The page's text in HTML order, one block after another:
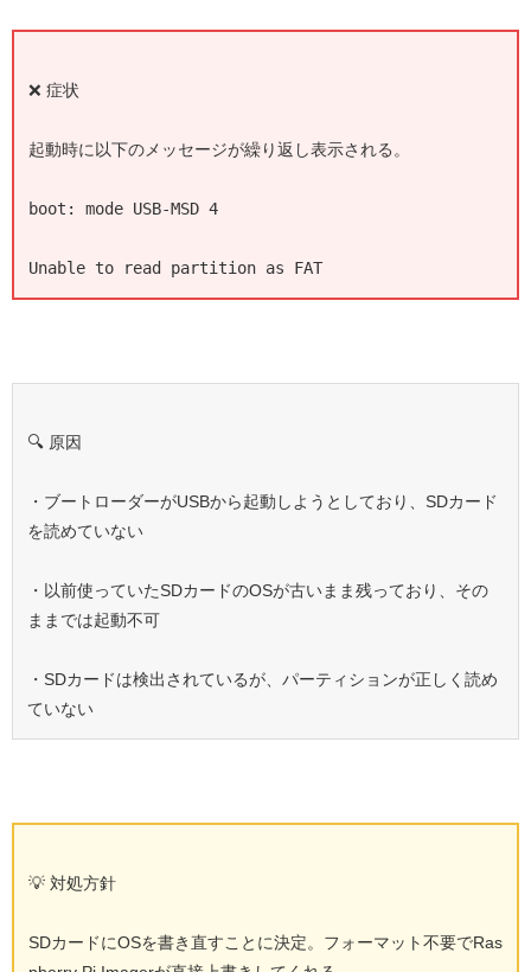
❌ 症状
起動時に以下のメッセージが繰り返し表示される。
boot: mode USB-MSD 4
Unable to read partition as FAT
🔍 原因
・ブートローダーがUSBから起動しようとしており、SDカード
を読めていない
・以前使っていたSDカードのOSが古いまま残っており、その
ままでは起動不可
・SDカードは検出されているが、パーティションが正しく読め
ていない
💡 対処方針
SDカードにOSを書き直すことに決定。フォーマット不要でRas